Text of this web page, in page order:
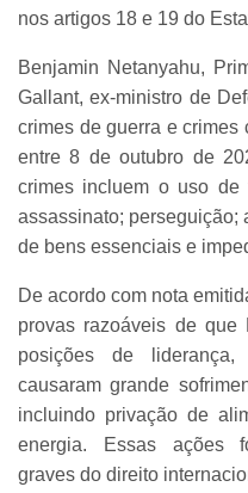
nos artigos 18 e 19 do
Benjamin Netanyahu,
Gallant, ex-ministro de
crimes de guerra e crimes
entre 8 de outubro de
crimes incluem o uso de
assassinato; perseguição;
de bens essenciais e
De acordo com nota
provas razoáveis de que
posições de
causaram grande
incluindo privação de
energia. Essas ações
graves do direito